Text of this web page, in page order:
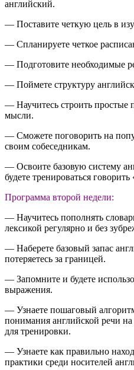
английский.
— Поставите четкую цель в
— Спланируете четкое
— Подготовите необходимые
— Поймете структуру
— Научитесь строить простые
мысли.
— Сможете поговорить на
своим собеседникам.
— Освоите базовую систему
будете тренироваться
Программа второй недели:
— Научитесь пополнять
лексикой регулярно и без
— Наберете базовый запас
потеряетесь за границей.
— Запомните и будете
выражения.
— Узнаете пошаговый
понимания английской речи
для тренировки.
— Узнаете как правильно
практики среди носителей